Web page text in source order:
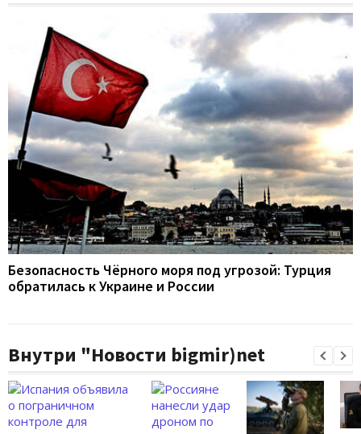
Безопасность Чёрного моря под угрозой: Турция
обратилась к Украине и России
Внутри "Новости bigmir)net